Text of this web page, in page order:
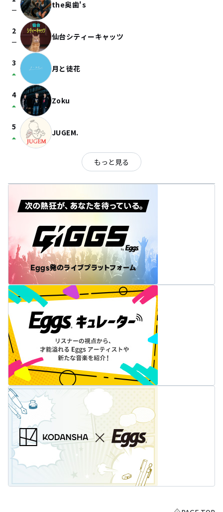
check_indeterminate_small the奥歯's
2
check_indeterminate_small 仙台シティーキャッツ
3
arrow_drop_up 月と徒花
4
arrow_drop_up Zoku
5
arrow_drop_up JUGEM.
もっと見る